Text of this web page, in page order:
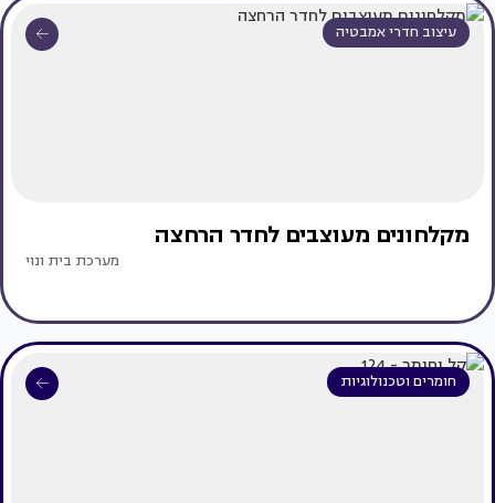
עיצוב חדרי אמבטיה
מקלחונים מעוצבים לחדר הרחצה
מערכת בית ונוי
חומרים וטכנולוגיות